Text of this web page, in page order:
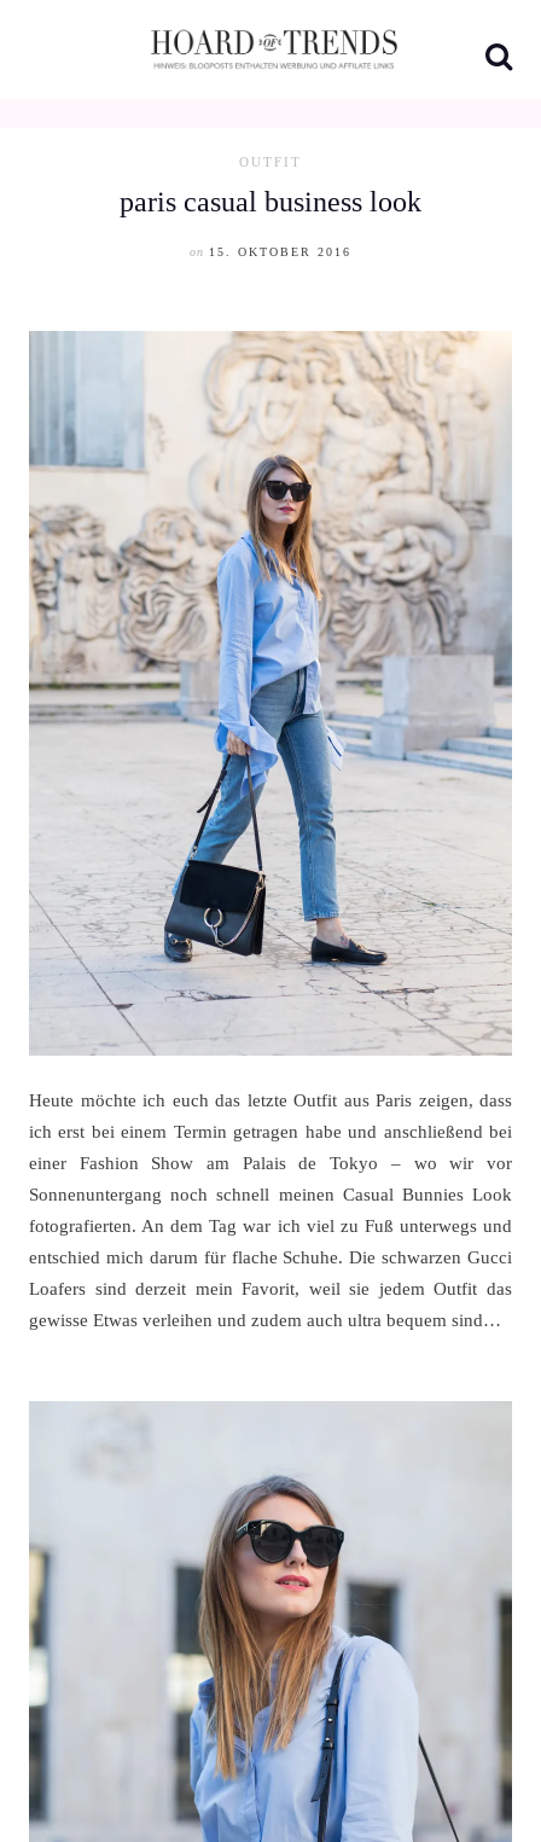
OUTFIT
paris casual business look
on 15. OKTOBER 2016
Heute möchte ich euch das letzte Outfit aus Paris zeigen, dass
ich erst bei einem Termin getragen habe und anschließend bei
einer Fashion Show am Palais de Tokyo – wo wir vor
Sonnenuntergang noch schnell meinen Casual Bunnies Look
fotografierten. An dem Tag war ich viel zu Fuß unterwegs und
entschied mich darum für flache Schuhe. Die schwarzen Gucci
Loafers sind derzeit mein Favorit, weil sie jedem Outfit das
gewisse Etwas verleihen und zudem auch ultra bequem sind…